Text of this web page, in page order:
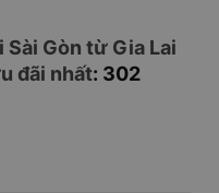
Gòn từ Gia Lai
đãi nhất: 302